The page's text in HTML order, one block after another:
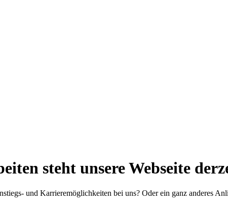
steht unsere Webseite
und Karrieremöglichkeiten bei uns? Oder ein ganz anderes